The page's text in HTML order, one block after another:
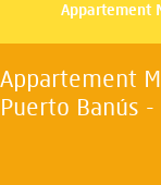
Appartement
Appartement
Puerto Banús